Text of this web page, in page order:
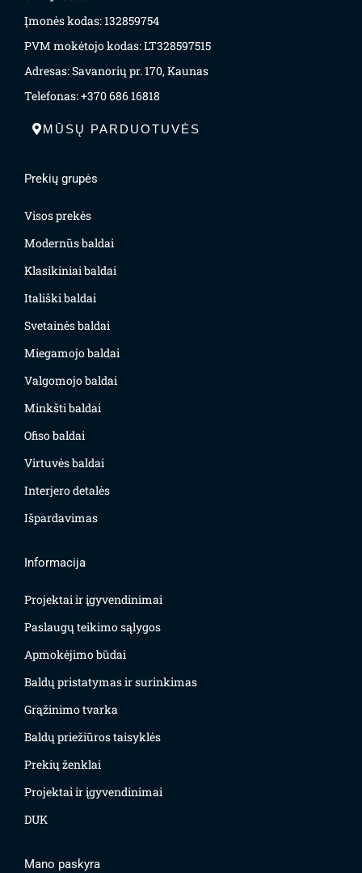
Įmonės kodas: 132859754
PVM mokėtojo kodas: LT328597515
Adresas: Savanorių pr. 170, Kaunas
Telefonas: +370 686 16818
MŪSŲ PARDUOTUVĖS
Prekių grupės
Visos prekės
Modernūs baldai
Klasikiniai baldai
Itališki baldai
Svetainės baldai
Miegamojo baldai
Valgomojo baldai
Minkšti baldai
Ofiso baldai
Virtuvės baldai
Interjero detalės
Išpardavimas
Informacija
Projektai ir įgyvendinimai
Paslaugų teikimo sąlygos
Apmokėjimo būdai
Baldų pristatymas ir surinkimas
Grąžinimo tvarka
Baldų priežiūros taisyklės
Prekių ženklai
Projektai ir įgyvendinimai
DUK
Mano paskyra